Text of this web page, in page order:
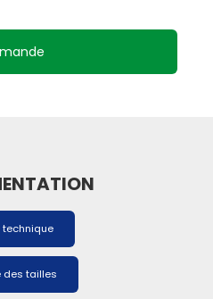
technique
des tailles